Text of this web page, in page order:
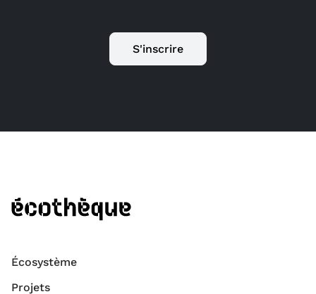
S'inscrire
Écosystème
Projets